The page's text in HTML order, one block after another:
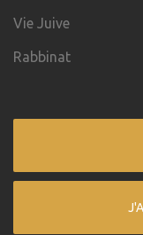
Vie Juive
Rabbinat